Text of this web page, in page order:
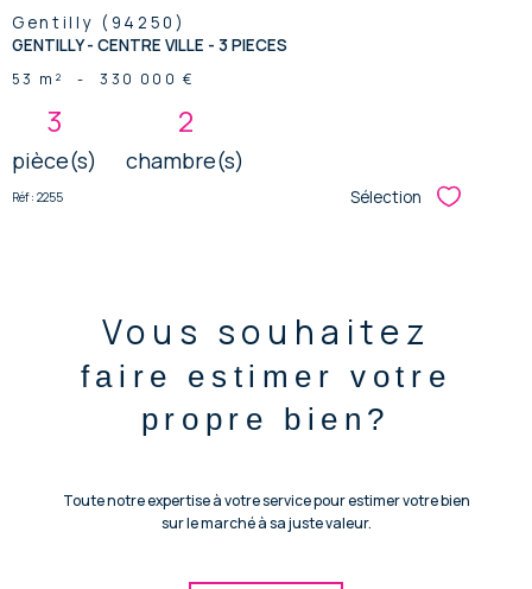
Gentilly (94250)
GENTILLY - CENTRE VILLE - 3 PIECES
53 m² - 330 000 €
3
pièce(s)
2
chambre(s)
Réf : 2255 Sélection Sélectionner
Vous souhaitez
faire estimer votre
propre bien?
Toute notre expertise à votre service pour estimer votre bien
sur le marché à sa juste valeur.